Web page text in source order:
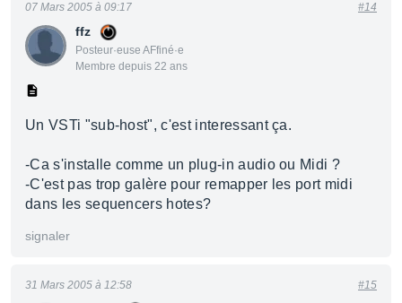
ffz
Posteur·euse AFfiné·e
Membre depuis 22 ans
07 Mars 2005 à 09:17 #14
Un VSTi "sub-host", c'est interessant ça.
-Ca s'installe comme un plug-in audio ou Midi ?
-C'est pas trop galère pour remapper les port midi
dans les sequencers hotes?
signaler
31 Mars 2005 à 12:58 #15